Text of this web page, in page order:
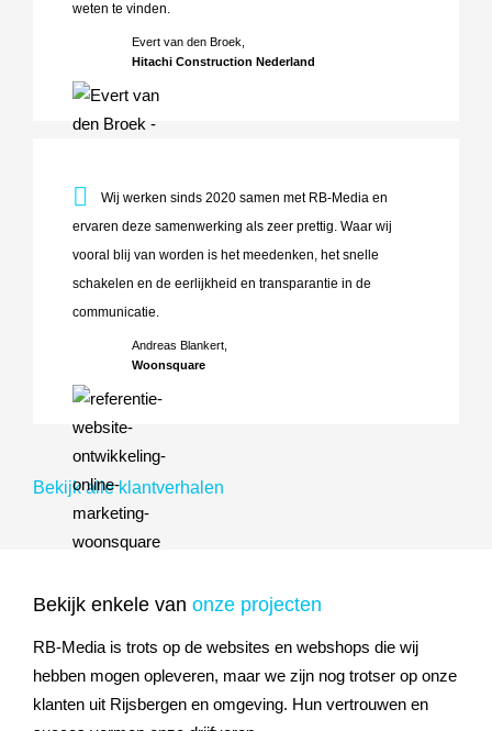
Evert van den Broek,
Hitachi Construction Nederland
weten te vinden.
Andreas Blankert,
Woonsquare
Wij werken sinds 2020 samen met RB-Media en
ervaren deze samenwerking als zeer prettig. Waar wij
vooral blij van worden is het meedenken, het snelle
schakelen en de eerlijkheid en transparantie in de
communicatie.
Wij werken sinds 2020 samen met RB-Media en ervaren
Bekijk alle klantverhalen
Bekijk enkele van onze projecten
RB-Media is trots op de websites en webshops die wij
hebben mogen opleveren, maar we zijn nog trotser op onze
klanten uit Rijsbergen en omgeving. Hun vertrouwen en